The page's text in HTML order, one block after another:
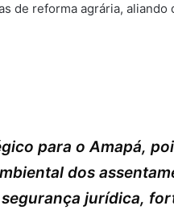
de reforma agrária, aliando
para o Amapá,
dos
jurídica,